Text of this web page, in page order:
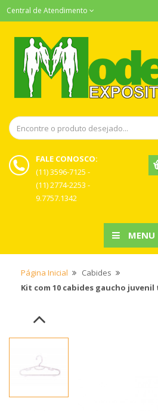
Central de Atendimento
FALE CONOSCO:
(11) 3596-7125 -
(11) 2774-2253 -
9.7757.1342
MENU
Página Inicial
Cabides
Kit com 10 cabides gaucho